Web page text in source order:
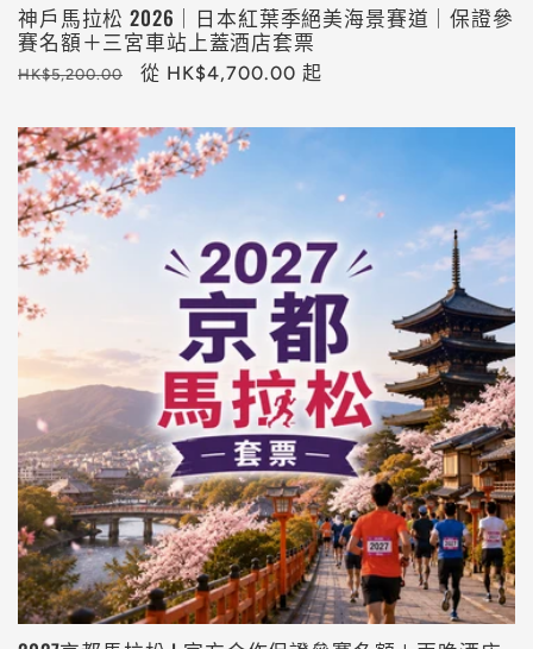
神戶馬拉松 2026｜日本紅葉季絕美海景賽道｜保證參
賽名額＋三宮車站上蓋酒店套票
定
HK$5,200.00
售
從 HK$4,700.00 起